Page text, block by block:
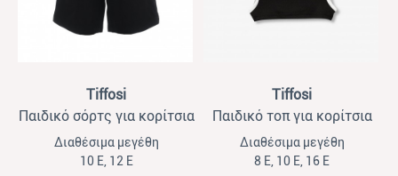
Tiffosi
Παιδικό σόρτς για κορίτσια
Tiffossi μαύρο
Διαθέσιμα μεγέθη
10 Ε, 12 Ε
Tiffosi
Παιδικό τοπ για κορίτσια
Tiffossi μαύρο
Διαθέσιμα μεγέθη
8 Ε, 10 Ε, 16 Ε